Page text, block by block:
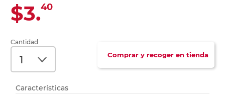
$3.40
Cantidad
Comprar y recoger en tienda
Características